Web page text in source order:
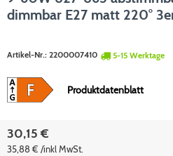
dimmbar E27 matt 220°
Artikel-Nr.: 2200007410 5-15 Werktage
Produktdatenblatt
30,15 €
35,88 € /inkl MwSt.